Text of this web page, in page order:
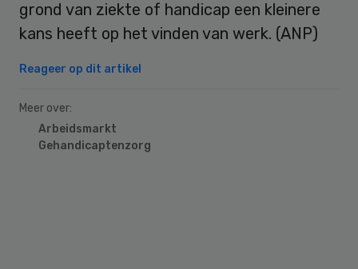
grond van ziekte of handicap een kleinere
kans heeft op het vinden van werk. (ANP)
Reageer op dit artikel
Meer over:
Arbeidsmarkt
Gehandicaptenzorg